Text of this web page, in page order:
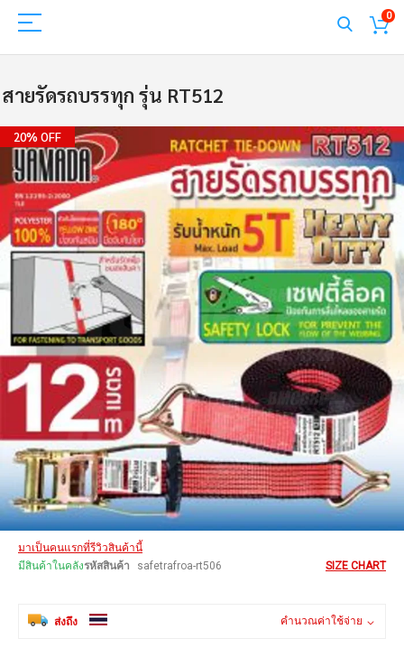
0
สายรัดรถบรรทุก รุ่น RT512
Skip
to
end
the
images
gallery
20% OFF
images
มาเป็นคนแรกที่รีวิวสินค้านี้
มีสินค้าในคลังรหัสสินค้า safetrafroa-rt506 SIZE CHART
ส่งถึง คำนวณค่าใช้จ่าย